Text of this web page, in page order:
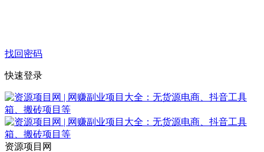
找回密码
快速登录
资源项目网